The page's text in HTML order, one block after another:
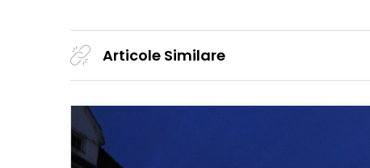
Articole Similare